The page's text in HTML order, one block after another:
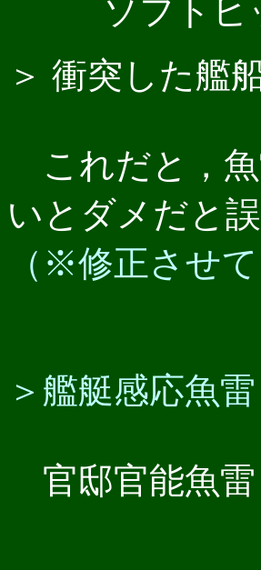
ソフトヒ
＞ 衝突した艦
これだと，魚
いとダメだと
（※修正させ
＞艦艇感応魚雷
官邸官能魚雷